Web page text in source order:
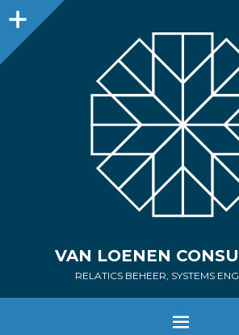
Sidebar
VAN LOENEN
RELATICS BEHEER, SYSTEMS
MENU